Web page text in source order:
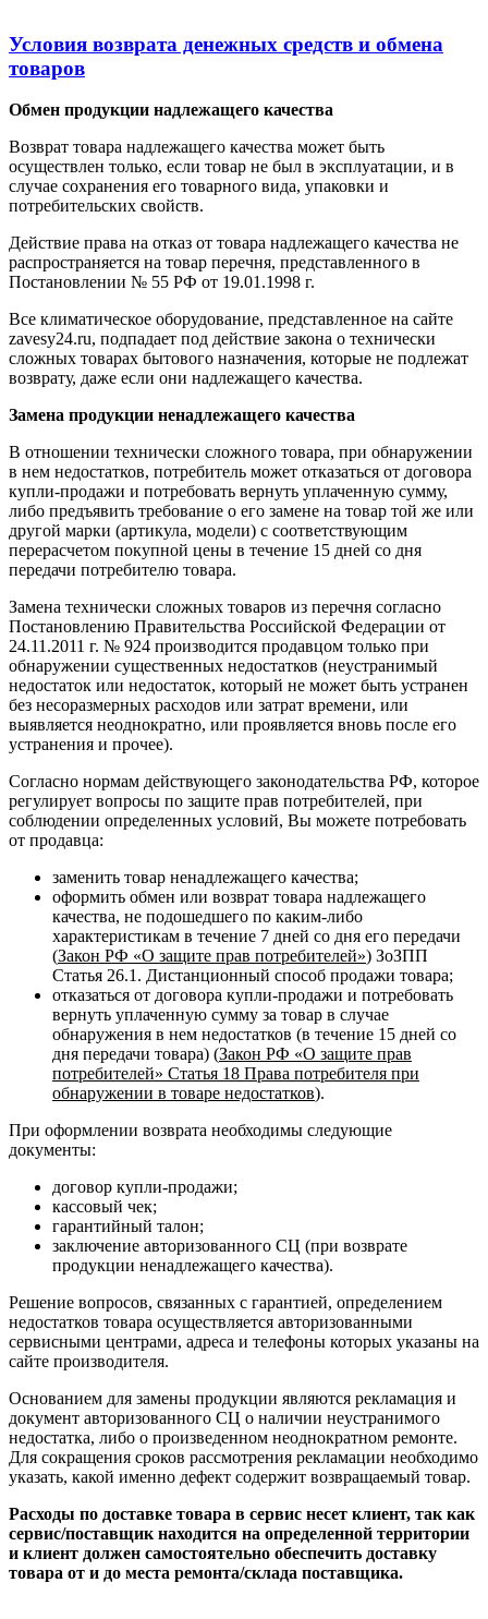
Условия возврата денежных средств и обмена
товаров
Обмен продукции надлежащего качества
Возврат товара надлежащего качества может быть
осуществлен только, если товар не был в эксплуатации, и в
случае сохранения его товарного вида, упаковки и
потребительских свойств.
Действие права на отказ от товара надлежащего качества не
распространяется на товар перечня, представленного в
Постановлении № 55 РФ от 19.01.1998 г.
Все климатическое оборудование, представленное на сайте
zavesy24.ru, подпадает под действие закона о технически
сложных товарах бытового назначения, которые не подлежат
возврату, даже если они надлежащего качества.
Замена продукции ненадлежащего качества
В отношении технически сложного товара, при обнаружении
в нем недостатков, потребитель может отказаться от договора
купли-продажи и потребовать вернуть уплаченную сумму,
либо предъявить требование о его замене на товар той же или
другой марки (артикула, модели) с соответствующим
перерасчетом покупной цены в течение 15 дней со дня
передачи потребителю товара.
Замена технически сложных товаров из перечня согласно
Постановлению Правительства Российской Федерации от
24.11.2011 г. № 924 производится продавцом только при
обнаружении существенных недостатков (неустранимый
недостаток или недостаток, который не может быть устранен
без несоразмерных расходов или затрат времени, или
выявляется неоднократно, или проявляется вновь после его
устранения и прочее).
Согласно нормам действующего законодательства РФ, которое
регулирует вопросы по защите прав потребителей, при
соблюдении определенных условий, Вы можете потребовать
от продавца:
заменить товар ненадлежащего качества;
оформить обмен или возврат товара надлежащего
качества, не подошедшего по каким-либо
характеристикам в течение 7 дней со дня его передачи
(Закон РФ «О защите прав потребителей») ЗоЗПП
Статья 26.1. Дистанционный способ продажи товара;
отказаться от договора купли-продажи и потребовать
вернуть уплаченную сумму за товар в случае
обнаружения в нем недостатков (в течение 15 дней со
дня передачи товара) (Закон РФ «О защите прав
потребителей» Статья 18 Права потребителя при
обнаружении в товаре недостатков).
При оформлении возврата необходимы следующие
документы:
договор купли-продажи;
кассовый чек;
гарантийный талон;
заключение авторизованного СЦ (при возврате
продукции ненадлежащего качества).
Решение вопросов, связанных с гарантией, определением
недостатков товара осуществляется авторизованными
сервисными центрами, адреса и телефоны которых указаны на
сайте производителя.
Основанием для замены продукции являются рекламация и
документ авторизованного СЦ о наличии неустранимого
недостатка, либо о произведенном неоднократном ремонте.
Для сокращения сроков рассмотрения рекламации необходимо
указать, какой именно дефект содержит возвращаемый товар.
Расходы по доставке товара в сервис несет клиент, так как
сервис/поставщик находится на определенной территории
и клиент должен самостоятельно обеспечить доставку
товара от и до места ремонта/склада поставщика.